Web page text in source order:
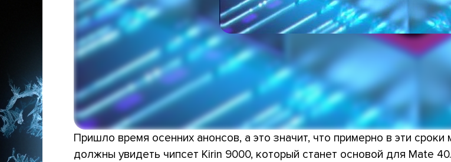
Пришло время осенних анонсов, а это значит, что примерно в эти сроки
должны увидеть чипсет Kirin 9000, который станет основой для Mate 40.